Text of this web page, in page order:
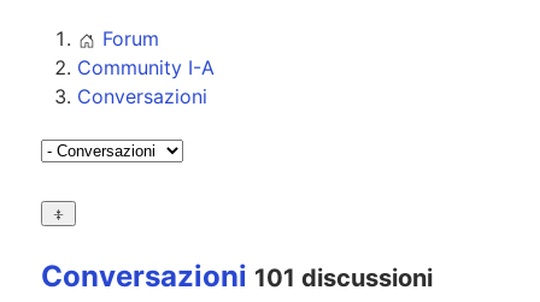
Forum
Community I-A
Conversazioni
Conversazioni 101 discussioni